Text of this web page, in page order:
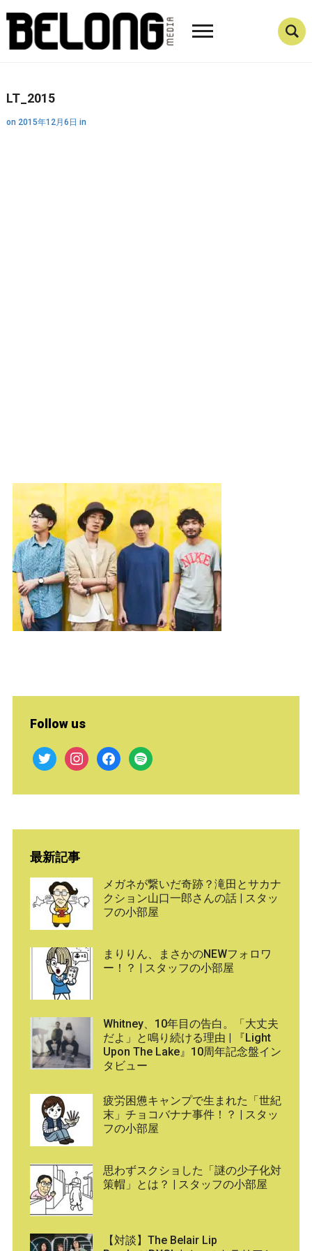
LT_2015
on 2015年12月6日 in
Follow us
twitter instagramfacebook
spotify
最新記事
メガネが繋いだ奇跡？滝田とサカナ
クション山口一郎さんの話 | スタッ
フの小部屋
まりりん、まさかのNEWフォロワ
ー！？ | スタッフの小部屋
Whitney、10年目の告白。「大丈夫
だよ」と鳴り続ける理由 | 『Light
Upon The Lake』10周年記念盤イン
タビュー
疲労困憊キャンプで生まれた「世紀
末」チョコバナナ事件！？ | スタッ
フの小部屋
思わずスクショした「謎の少子化対
策帽」とは？ | スタッフの小部屋
【対談】The Belair Lip